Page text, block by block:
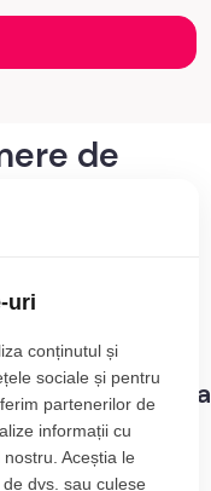
de
sa corespunda
uri
conținutul și
sociale și pentru
partenerilor de
informații cu
Aceștia le
dvs. sau culese